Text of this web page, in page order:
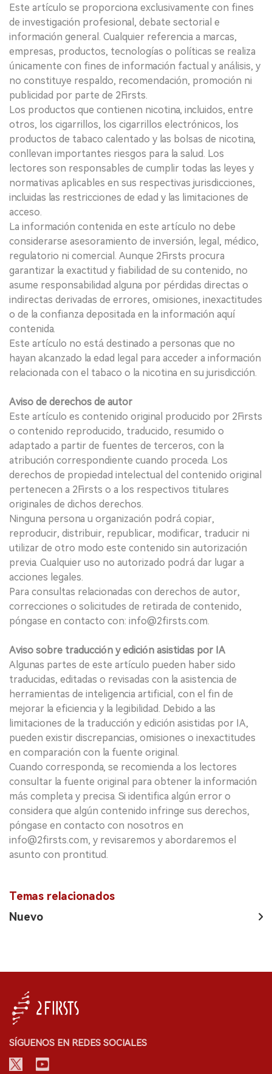
Este artículo se proporciona exclusivamente con fines
de investigación profesional, debate sectorial e
información general. Cualquier referencia a marcas,
empresas, productos, tecnologías o políticas se realiza
únicamente con fines de información factual y análisis, y
no constituye respaldo, recomendación, promoción ni
publicidad por parte de 2Firsts.
Los productos que contienen nicotina, incluidos, entre
otros, los cigarrillos, los cigarrillos electrónicos, los
productos de tabaco calentado y las bolsas de nicotina,
conllevan importantes riesgos para la salud. Los
lectores son responsables de cumplir todas las leyes y
normativas aplicables en sus respectivas jurisdicciones,
incluidas las restricciones de edad y las limitaciones de
acceso.
La información contenida en este artículo no debe
considerarse asesoramiento de inversión, legal, médico,
regulatorio ni comercial. Aunque 2Firsts procura
garantizar la exactitud y fiabilidad de su contenido, no
asume responsabilidad alguna por pérdidas directas o
indirectas derivadas de errores, omisiones, inexactitudes
o de la confianza depositada en la información aquí
contenida.
Este artículo no está destinado a personas que no
hayan alcanzado la edad legal para acceder a información
relacionada con el tabaco o la nicotina en su jurisdicción.
Aviso de derechos de autor
Este artículo es contenido original producido por 2Firsts
o contenido reproducido, traducido, resumido o
adaptado a partir de fuentes de terceros, con la
atribución correspondiente cuando proceda. Los
derechos de propiedad intelectual del contenido original
pertenecen a 2Firsts o a los respectivos titulares
originales de dichos derechos.
Ninguna persona u organización podrá copiar,
reproducir, distribuir, republicar, modificar, traducir ni
utilizar de otro modo este contenido sin autorización
previa. Cualquier uso no autorizado podrá dar lugar a
acciones legales.
Para consultas relacionadas con derechos de autor,
correcciones o solicitudes de retirada de contenido,
póngase en contacto con: info@2firsts.com.
Aviso sobre traducción y edición asistidas por IA
Algunas partes de este artículo pueden haber sido
traducidas, editadas o revisadas con la asistencia de
herramientas de inteligencia artificial, con el fin de
mejorar la eficiencia y la legibilidad. Debido a las
limitaciones de la traducción y edición asistidas por IA,
pueden existir discrepancias, omisiones o inexactitudes
en comparación con la fuente original.
Cuando corresponda, se recomienda a los lectores
consultar la fuente original para obtener la información
más completa y precisa. Si identifica algún error o
considera que algún contenido infringe sus derechos,
póngase en contacto con nosotros en
info@2firsts.com, y revisaremos y abordaremos el
asunto con prontitud.
Temas relacionados
Nuevo
SÍGUENOS EN REDES SOCIALES